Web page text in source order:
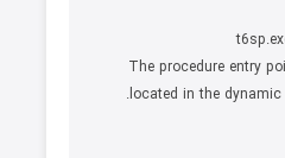
The procedure entry
located in the dynamic